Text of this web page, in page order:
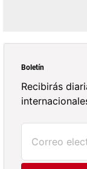
Boletín
Recibirás